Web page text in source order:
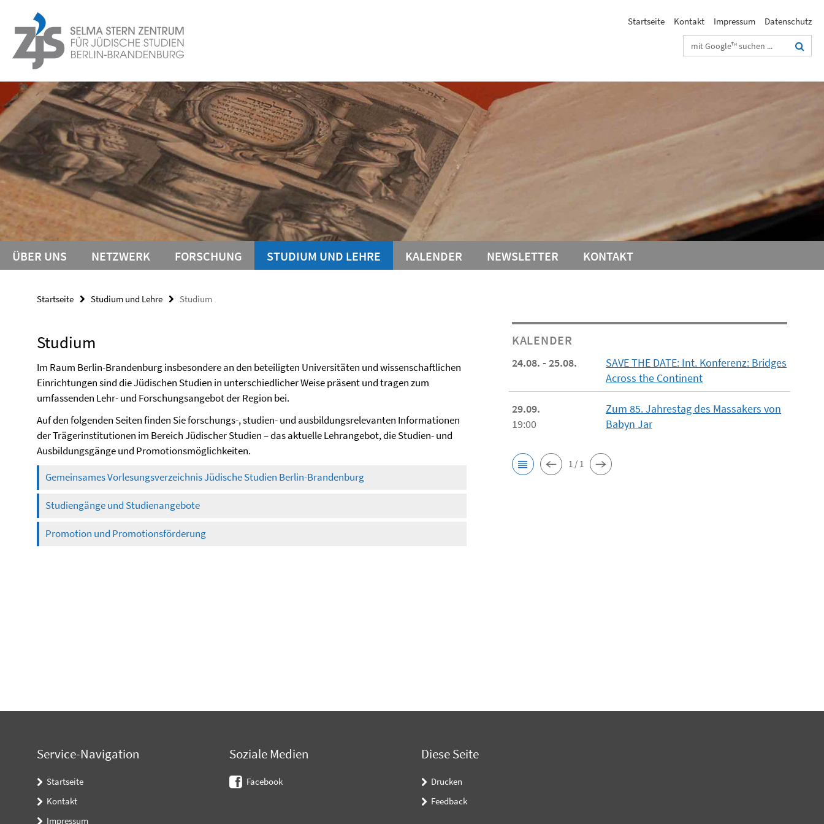
Inhalt
Service-
Navigation
Startseite Kontakt Impressum
Datenschutz
Suchbegriffe
ÜBER UNS NETZWERK FORSCHUNG STUDIUM UND LEHRE KALENDER NEWSLETTER KONTAKT
Startseite Studium und Lehre Studium
Studium
Im Raum Berlin-Brandenburg insbesondere an den beteiligten Universitäten und wissenschaftlichen
Einrichtungen sind die Jüdischen Studien in unterschiedlicher Weise präsent und tragen zum
umfassenden Lehr- und Forschungsangebot der Region bei.
Auf den folgenden Seiten finden Sie forschungs-, studien- und ausbildungsrelevanten Informationen
der Trägerinstitutionen im Bereich Jüdischer Studien – das aktuelle Lehrangebot, die Studien- und
Ausbildungsgänge und Promotionsmöglichkeiten.
Gemeinsames Vorlesungsverzeichnis Jüdische Studien Berlin-Brandenburg
Studiengänge und Studienangebote
Promotion und Promotionsförderung
KALENDER
24.08. - 25.08.
SAVE THE DATE: Int. Konferenz: Bridges
Across the Continent
29.09.
19:00
Zum 85. Jahrestag des Massakers von
Babyn Jar
1 / 1
Service-Navigation
Startseite
Kontakt
Impressum
Soziale Medien
Facebook
Diese Seite
Drucken
Feedback